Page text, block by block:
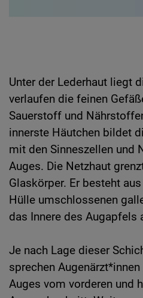
Unter der Lederhaut liegt
verlaufen die feinen
Sauerstoff und
innerste Häutchen bildet
mit den Sinneszellen und
Auges. Die Netzhaut
Glaskörper. Er besteht
Hülle umschlossenen
das Innere des Augapfels
Je nach Lage dieser
sprechen
Auges vom vorderen und